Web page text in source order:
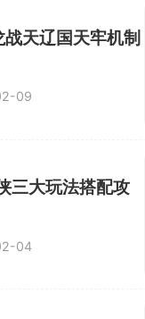
员工，提升服务效率
餐赚取金币，用于扩
天辽国天牢机制
09
三大玩法搭配攻
04